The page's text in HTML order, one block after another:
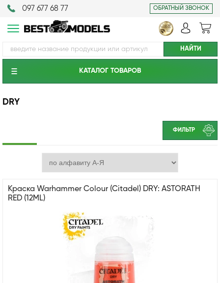
097 677 68 77 ОБРАТНЫЙ ЗВОНОК
КАТАЛОГ ТОВАРОВ
DRY
ФИЛЬТР
Краска Warhammer Colour (Citadel) DRY: ASTORATH
RED (12ML)